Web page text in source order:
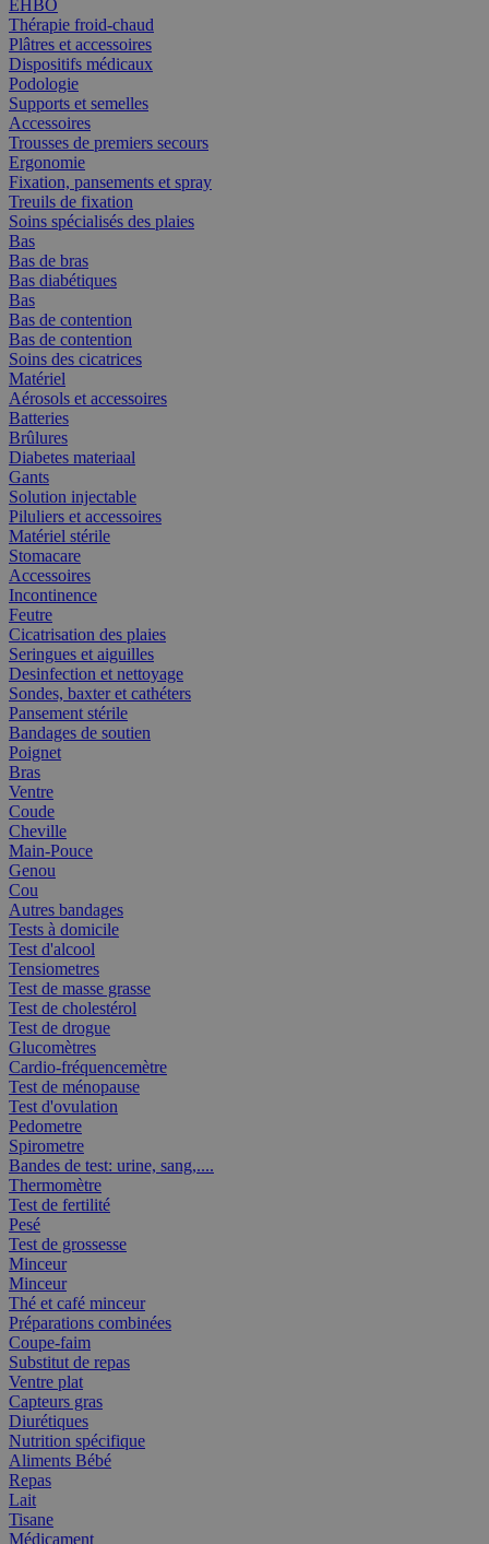
EHBO
Thérapie froid-chaud
Plâtres et accessoires
Dispositifs médicaux
Podologie
Supports et semelles
Accessoires
Trousses de premiers secours
Ergonomie
Fixation, pansements et spray
Treuils de fixation
Soins spécialisés des plaies
Bas
Bas de bras
Bas diabétiques
Bas
Bas de contention
Bas de contention
Soins des cicatrices
Matériel
Aérosols et accessoires
Batteries
Brûlures
Diabetes materiaal
Gants
Solution injectable
Piluliers et accessoires
Matériel stérile
Stomacare
Accessoires
Incontinence
Feutre
Cicatrisation des plaies
Seringues et aiguilles
Desinfection et nettoyage
Sondes, baxter et cathéters
Pansement stérile
Bandages de soutien
Poignet
Bras
Ventre
Coude
Cheville
Main-Pouce
Genou
Cou
Autres bandages
Tests à domicile
Test d'alcool
Tensiometres
Test de masse grasse
Test de cholestérol
Test de drogue
Glucomètres
Cardio-fréquencemètre
Test de ménopause
Test d'ovulation
Pedometre
Spirometre
Bandes de test: urine, sang,....
Thermomètre
Test de fertilité
Pesé
Test de grossesse
Minceur
Minceur
Thé et café minceur
Préparations combinées
Coupe-faim
Substitut de repas
Ventre plat
Capteurs gras
Diurétiques
Nutrition spécifique
Aliments Bébé
Repas
Lait
Tisane
Médicament